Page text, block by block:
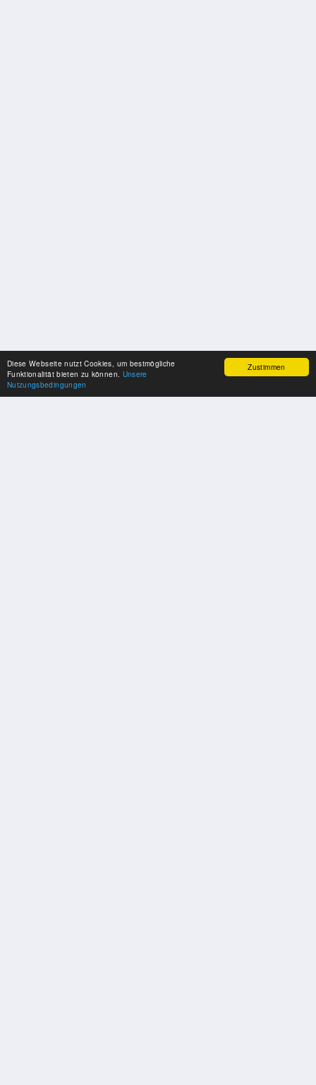
Zustimmen
Diese Webseite nutzt Cookies, um bestmögliche
Funktionalität bieten zu können. Unsere
Nutzungsbedingungen